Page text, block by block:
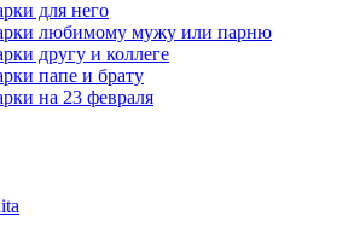
для него
любимому мужу или парню
другу и коллеге
папе и брату
на 23 февраля